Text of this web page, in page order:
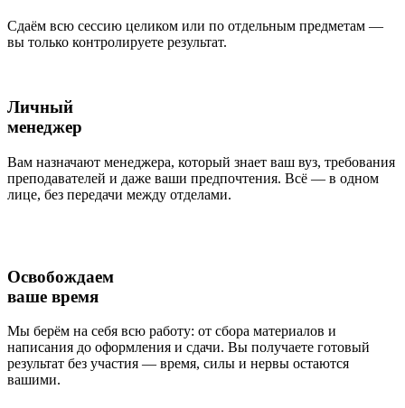
Сдаём всю сессию целиком или по отдельным предметам —
вы только контролируете результат.
Личный
менеджер
Вам назначают менеджера, который знает ваш вуз, требования
преподавателей и даже ваши предпочтения. Всё — в одном
лице, без передачи между отделами.
Освобождаем
ваше время
Мы берём на себя всю работу: от сбора материалов и
написания до оформления и сдачи. Вы получаете готовый
результат без участия — время, силы и нервы остаются
вашими.